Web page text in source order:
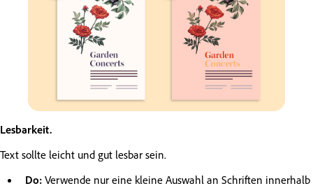
Lesbarkeit.
Text sollte leicht und gut lesbar sein.
Do: Verwende nur eine kleine Auswahl an Schriften innerhalb